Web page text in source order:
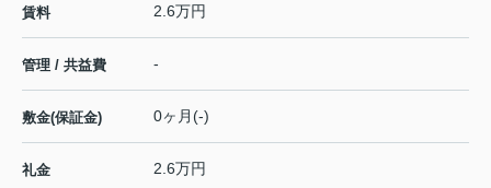
賃料 2.6万円
管理 / 共益費 -
敷金(保証金) 0ヶ月(-)
礼金 2.6万円